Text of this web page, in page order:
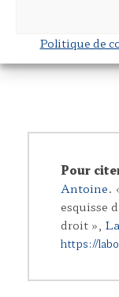
Politique de
Pour
Antoine.
esquisse
droit »,
https://